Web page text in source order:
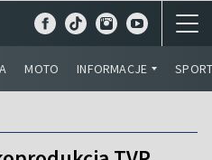
MOTO INFORMACJE